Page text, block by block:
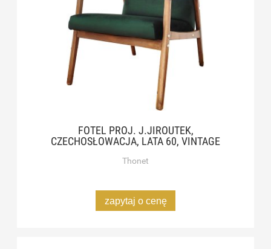
FOTEL PROJ. J.JIROUTEK,
CZECHOSŁOWACJA, LATA 60, VINTAGE
Thonet
zapytaj o cenę